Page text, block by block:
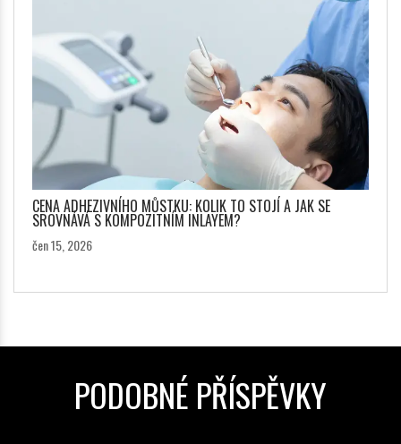
CENA ADHEZIVNÍHO MŮSTKU: KOLIK TO STOJÍ A JAK SE
SROVNÁVÁ S KOMPOZITNÍM INLAYEM?
čen 15, 2026
PODOBNÉ PŘÍSPĚVKY